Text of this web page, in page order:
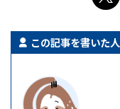
この記事を書いた人